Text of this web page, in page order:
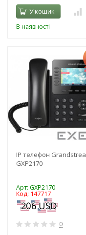
У кошик
В наявності
IP телефон
GXP2170
Арт: GXP2170
Код: 147717
0